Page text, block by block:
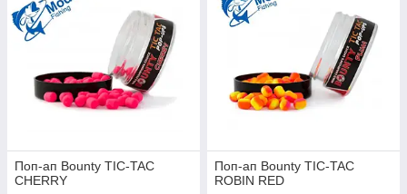
Поп-ап Bounty TIC-TAC
CHERRY
Поп-ап Bounty TIC-TAC
ROBIN RED